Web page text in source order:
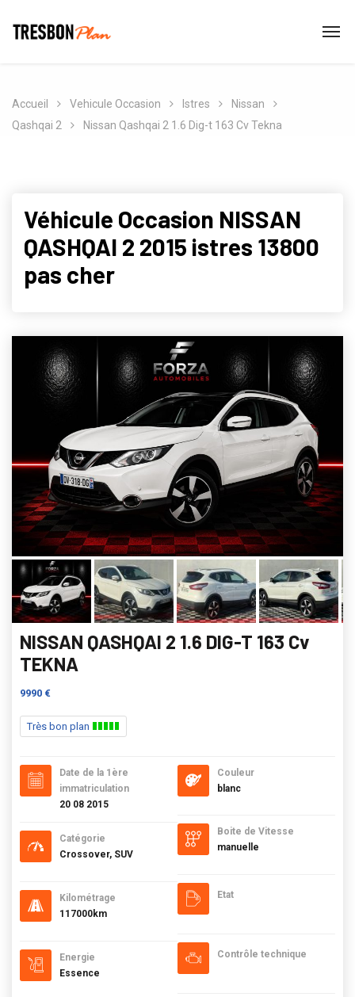
Accueil Vehicule Occasion Istres
Nissan
Qashqai 2
Nissan Qashqai 2 1.6 Dig-t 163 Cv Tekna
Véhicule Occasion NISSAN
QASHQAI 2 2015 istres 13800
pas cher
NISSAN QASHQAI 2 1.6 DIG-T 163 Cv
TEKNA
9990 €
Très bon plan
Date de la 1ère
immatriculation
20 08 2015
Catégorie
Crossover, SUV
Kilométrage
117000km
Energie
Essence
Couleur
blanc
Boite de Vitesse
manuelle
Etat
Contrôle technique